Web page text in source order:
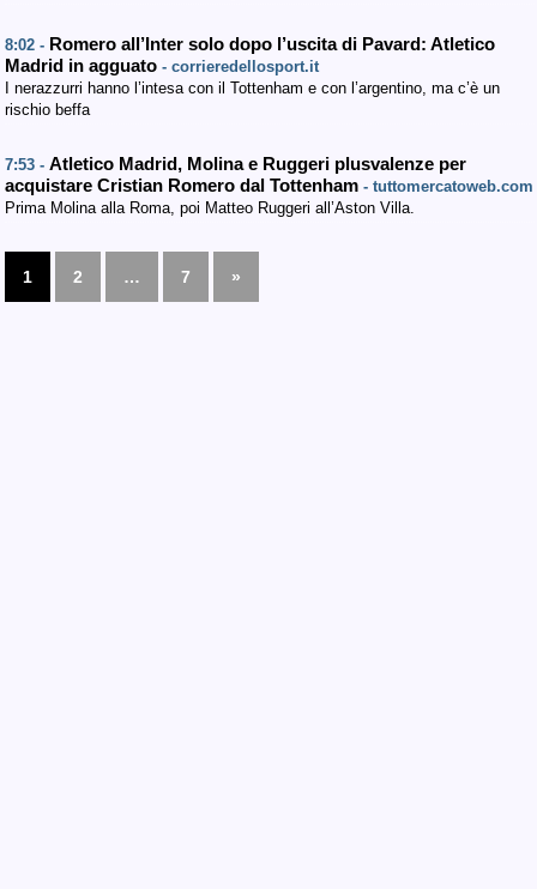
8:02 - Romero all’Inter solo dopo l’uscita di Pavard: Atletico
Madrid in agguato - corrieredellosport.it
I nerazzurri hanno l’intesa con il Tottenham e con l’argentino, ma c’è un
rischio beffa
7:53 - Atletico Madrid, Molina e Ruggeri plusvalenze per
acquistare Cristian Romero dal Tottenham - tuttomercatoweb.com
Prima Molina alla Roma, poi Matteo Ruggeri all’Aston Villa.
1 2 … 7 »